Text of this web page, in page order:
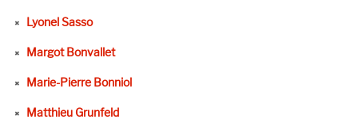
Lyonel Sasso
Margot Bonvallet
Marie-Pierre Bonniol
Matthieu Grunfeld